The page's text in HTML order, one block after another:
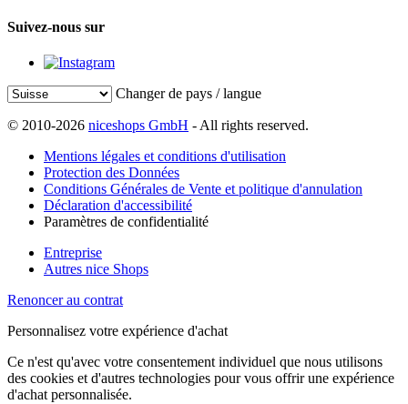
Suivez-nous sur
Changer de pays / langue
© 2010-2026 niceshops GmbH - All rights reserved.
Mentions légales et conditions d'utilisation
Protection des Données
Conditions Générales de Vente et politique d'annulation
Déclaration d'accessibilité
Paramètres de confidentialité
Entreprise
Autres nice Shops
Renoncer au contrat
Personnalisez votre expérience d'achat
Ce n'est qu'avec votre consentement individuel que nous utilisons
des cookies et d'autres technologies pour vous offrir une expérience
d'achat personnalisée.